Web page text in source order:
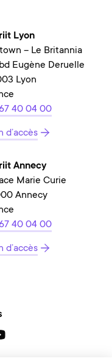
Lyon
– Le Britannia
Eugène Deruelle
Lyon
40 04 00
d’accès
Annecy
Marie Curie
Annecy
40 04 00
d’accès